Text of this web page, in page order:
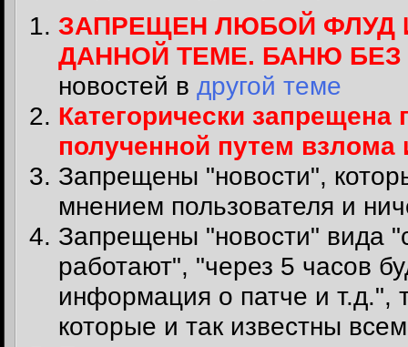
ЗАПРЕЩЕН ЛЮБОЙ ФЛУД
ДАННОЙ ТЕМЕ. БАНЮ
новостей в другой теме
Категорически
полученной путем
Запрещены "новости",
мнением пользователя и
Запрещены "новости" вида
работают", "через 5 часов
информация о патче и т.д.",
которые и так известны всем